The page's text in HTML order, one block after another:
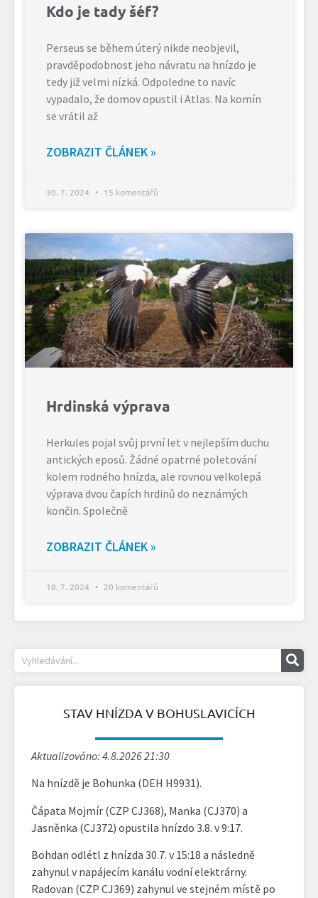
Kdo je tady šéf?
Perseus se během úterý nikde neobjevil,
pravděpodobnost jeho návratu na hnízdo je
tedy již velmi nízká. Odpoledne to navíc
vypadalo, že domov opustil i Atlas. Na komín
se vrátil až
ZOBRAZIT ČLÁNEK »
30. 7. 2024 15 komentářů
Hrdinská výprava
Herkules pojal svůj první let v nejlepším duchu
antických eposů. Žádné opatrné poletování
kolem rodného hnízda, ale rovnou velkolepá
výprava dvou čapích hrdinů do neznámých
končin. Společně
ZOBRAZIT ČLÁNEK »
18. 7. 2024 20 komentářů
STAV HNÍZDA V BOHUSLAVICÍCH
Aktualizováno: 4.8.2026 21:30
Na hnízdě je Bohunka (DEH H9931).
Čápata Mojmír (CZP CJ368), Manka (CJ370) a
Jasněnka (CJ372) opustila hnízdo 3.8. v 9:17.
Bohdan odlétl z hnízda 30.7. v 15:18 a následně
zahynul v napájecím kanálu vodní elektrárny.
Radovan (CZP CJ369) zahynul ve stejném místě po